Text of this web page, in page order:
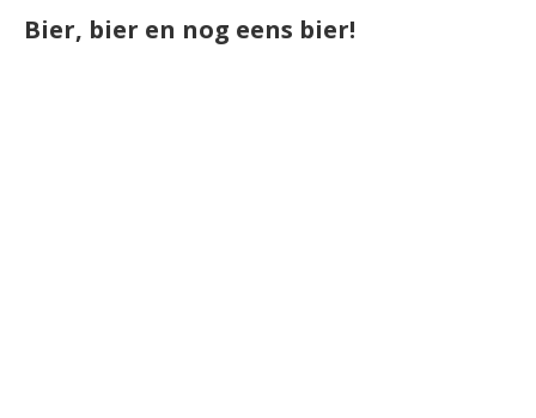
Bier, bier en nog eens bier!